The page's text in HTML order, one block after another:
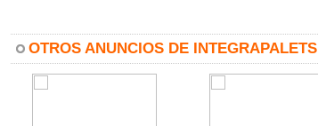
OTROS ANUNCIOS DE INTEGRAPALETS